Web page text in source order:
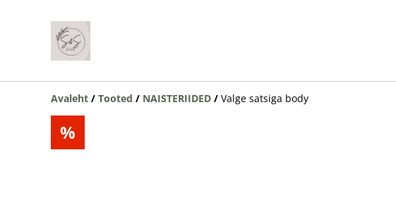
Avaleht / Tooted / NAISTERIIDED / Valge satsiga body
%